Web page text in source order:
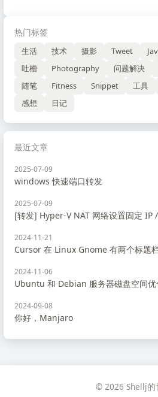
热门标签
生活 技术 摄影 Tweet
吐槽
Photography 问题解决
随笔
Fitness Snippet 工具
感想
日记
最近文章
2025-07-09
windows 快速端口转发
2025-07-09
[转发] Hyper-V NAT 网络设置固定 IP
2024-11-21
Cursor 在 Linux Gnome 有两个标题
2024-11-06
Ubuntu 和 Debian 服务器磁盘空间优
2024-09-08
你好，Manjaro
© 2026 Shellj的